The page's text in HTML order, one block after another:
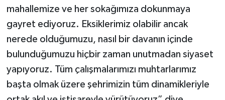
mahallemize ve her sokağımıza dokunmaya
gayret ediyoruz. Eksiklerimiz olabilir ancak
nerede olduğumuzu, nasıl bir davanın içinde
bulunduğumuzu hiçbir zaman unutmadan siyaset
yapıyoruz. Tüm çalışmalarımızı muhtarlarımız
başta olmak üzere şehrimizin tüm dinamikleriyle